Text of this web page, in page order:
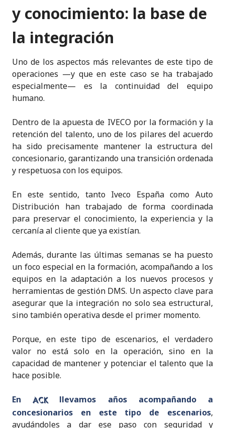
y conocimiento: la base de
la integración
Uno de los aspectos más relevantes de este tipo de
operaciones —y que en este caso se ha trabajado
especialmente— es la continuidad del equipo
humano.
Dentro de la apuesta de IVECO por la formación y la
retención del talento, uno de los pilares del acuerdo
ha sido precisamente mantener la estructura del
concesionario, garantizando una transición ordenada
y respetuosa con los equipos.
En este sentido, tanto Iveco España como Auto
Distribución han trabajado de forma coordinada
para preservar el conocimiento, la experiencia y la
cercanía al cliente que ya existían.
Además, durante las últimas semanas se ha puesto
un foco especial en la formación, acompañando a los
equipos en la adaptación a los nuevos procesos y
herramientas de gestión DMS. Un aspecto clave para
asegurar que la integración no solo sea estructural,
sino también operativa desde el primer momento.
Porque, en este tipo de escenarios, el verdadero
valor no está solo en la operación, sino en la
capacidad de mantener y potenciar el talento que la
hace posible.
EnACKllevamos años acompañando a
concesionarios en este tipo de escenarios,
ayudándoles a dar ese paso con seguridad y